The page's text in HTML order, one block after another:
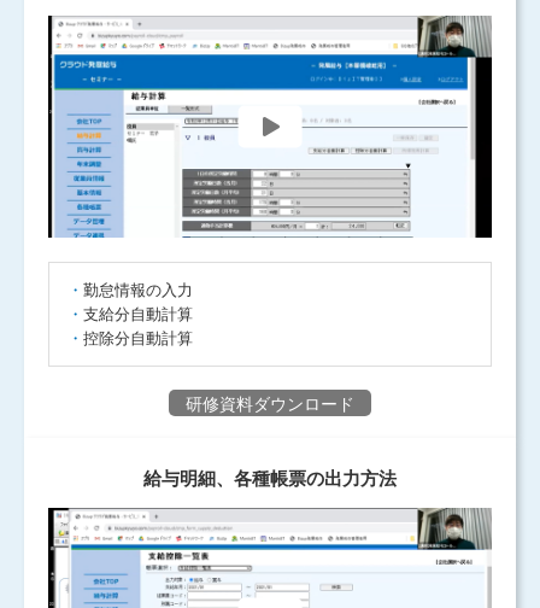
勤怠情報の入力
支給分自動計算
控除分自動計算
研修資料ダウンロード
給与明細、各種帳票の出力方法